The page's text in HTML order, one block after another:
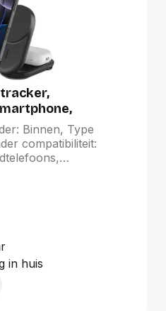
Draadloos
Binnen
Binnen, Type
compatibiliteit:
opladen, Snel
in huis